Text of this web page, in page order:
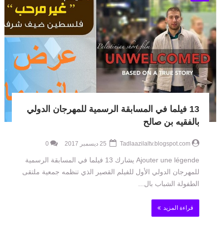
13 فيلما في المسابقة الرسمية للمهرجان الدولي
بالفقيه بن صالح
Tadlaazilaltv.blogspot.com
0
Ajouter une légende يشارك 13 فيلما في المسابقة الرسمية
للمهرجان الدولي الأول للفيلم القصير الذي تنظمه جمعية ملتقى
الطفولة الشباب بال...
قراءة المزيد